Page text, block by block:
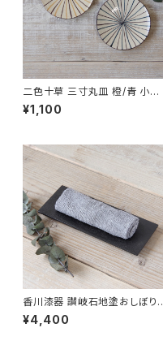
二色十草 三寸丸皿 橙/青 小春
花窯 瀬戸焼【伝統工芸品】【民藝
品】【ギフト プレゼント】【父の日
¥1,100
香川漆器 讃岐石地塗おしぼり
置き 中田漆木【伝統工芸品】【民
藝品】【ギフト プレゼント】【父の
¥4,400